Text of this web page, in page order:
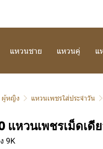
แหวนชาย แหวนคู่ แ
ผู้หญิง แหวนเพชรใส่ประจำวัน
แหวนเพชรเม็ดเดี
9K